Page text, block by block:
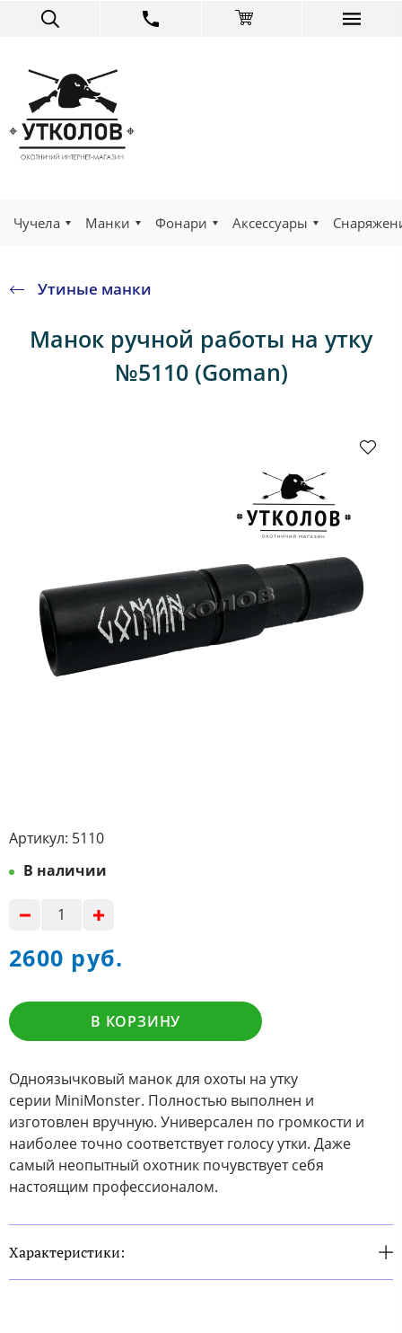
Чучела Манки Фонари Аксессуары
Утиные манки
Манок ручной работы на утку
№5110 (Goman)
Артикул: 5110
В наличии
2600 руб.
В КОРЗИНУ
Одноязычковый манок для охоты на утку
серии MiniMonster. Полностью выполнен и
изготовлен вручную. Универсален по громкости и
наиболее точно соответствует голосу утки. Даже
самый неопытный охотник почувствует себя
настоящим профессионалом.
Характеристики: